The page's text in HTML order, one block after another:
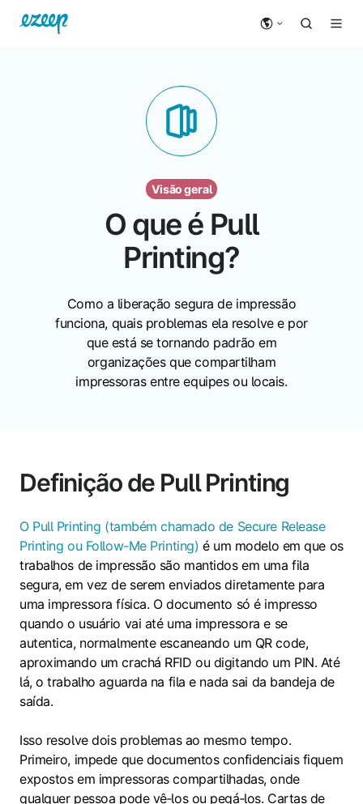
Visão geral
O que é Pull
Printing?
Como a liberação segura de impressão
funciona, quais problemas ela resolve e por
que está se tornando padrão em
organizações que compartilham
impressoras entre equipes ou locais.
Definição de Pull Printing
O Pull Printing (também chamado de Secure Release
Printing ou Follow-Me Printing) é um modelo em que os
trabalhos de impressão são mantidos em uma fila
segura, em vez de serem enviados diretamente para
uma impressora física. O documento só é impresso
quando o usuário vai até uma impressora e se
autentica, normalmente escaneando um QR code,
aproximando um crachá RFID ou digitando um PIN. Até
lá, o trabalho aguarda na fila e nada sai da bandeja de
saída.
Isso resolve dois problemas ao mesmo tempo.
Primeiro, impede que documentos confidenciais fiquem
expostos em impressoras compartilhadas, onde
qualquer pessoa pode vê‑los ou pegá‑los. Cartas de